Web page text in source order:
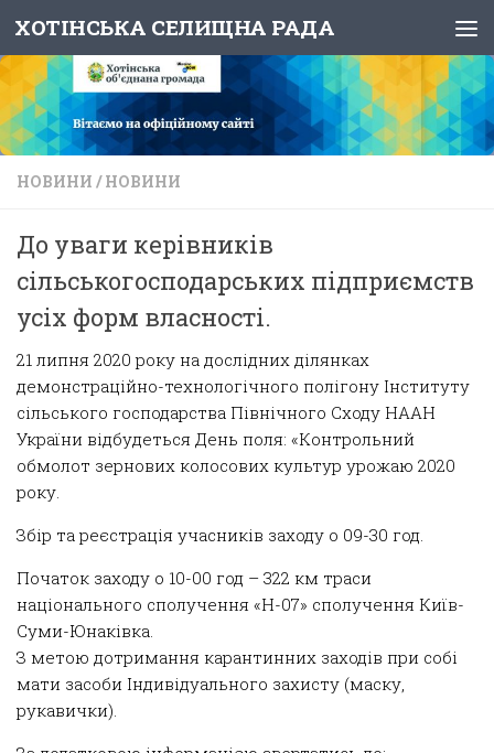
Skip to content
ХОТІНСЬКА СЕЛИЩНА РАДА
НОВИНИ / НОВИНИ
До уваги керівників
сільськогосподарських підприємств
усіх форм власності.
21 липня 2020 року на дослідних ділянках
демонстраційно-технологічного полігону Інституту
сільського господарства Північного Сходу НААН
України відбудеться День поля: «Контрольний
обмолот зернових колосових культур урожаю 2020
року.
Збір та реєстрація учасників заходу о 09-30 год.
Початок заходу о 10-00 год – 322 км траси
національного сполучення «Н-07» сполучення Київ-
Суми-Юнаківка.
З метою дотримання карантинних заходів при собі
мати засоби Індивідуального захисту (маску,
рукавички).